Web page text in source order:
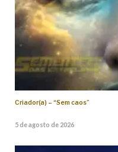
Criador(a) – “Sem caos”
5 de agosto de 2026